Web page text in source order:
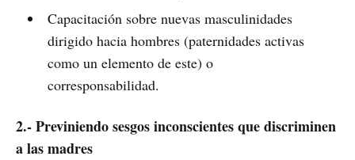
Capacitación sobre nuevas masculinidades
dirigido hacia hombres (paternidades activas
como un elemento de este) o
corresponsabilidad.
2.- Previniendo sesgos inconscientes que discriminen
a las madres